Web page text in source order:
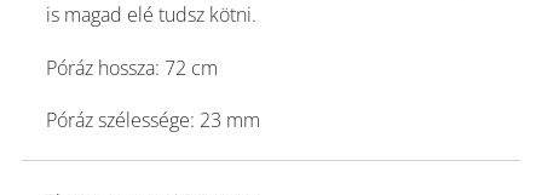
is magad elé tudsz kötni.
Póráz hossza: 72 cm
Póráz szélessége: 23 mm